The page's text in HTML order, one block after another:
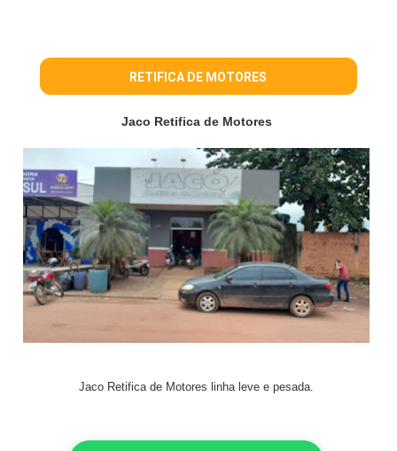
RETIFICA DE MOTORES
Jaco Retifica de Motores
Jaco Retifica de Motores linha leve e pesada.